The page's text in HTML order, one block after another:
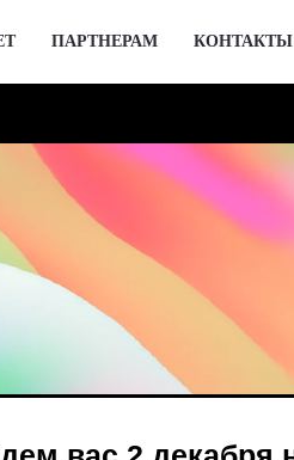
ПАРТНЕРАМ КОНТАКТЫ
декабря на
2026 в Москве